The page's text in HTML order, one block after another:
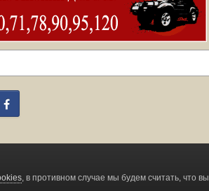
, в противном случае мы будем считать, что вы